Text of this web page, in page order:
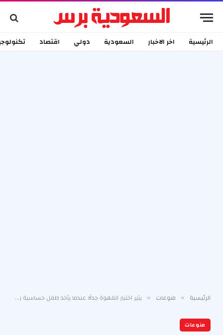
الرئيسية اخر الاخبار السعودية دولي اقتصاد
الرئيسية » منوعات » يثير اختيار القهوة جدلًا عندما يأخذ طفل حساسية رشفة تقريبًا
منوعات